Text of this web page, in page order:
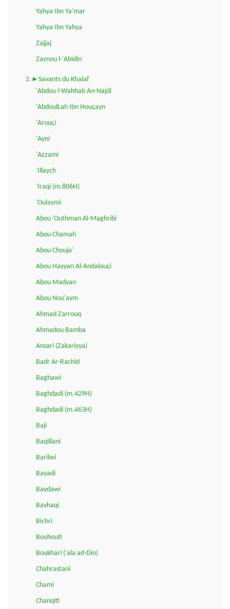
Yahya Ibn Ya'mar
Yahya Ibn Yahya
Zajjaj
Zaynou l-'Abidin
2.►Savants du Khalaf
'Abdou l-Wahhab An-Najdi
'AbdoulLah Ibn Houçayn
'Arouçi
'Ayni
'Azzami
'Illaych
'Iraqi (m.806H)
'Oulaymi
Abou 'Outhman Al-Maghribi
Abou Chamah
Abou Chouja'
Abou Hayyan Al-Andalouçi
Abou Madyan
Abou Nou'aym
Ahmad Zarrouq
Ahmadou Bamba
Ansari (Zakariyya)
Badr Ar-Rachid
Baghawi
Baghdadi (m.429H)
Baghdadi (m.463H)
Baji
Baqillani
Barilwi
Bayadi
Baydawi
Bayhaqi
Bichri
Bouhouti
Boukhari ('ala ad-Din)
Chahrastani
Chami
Chanqiti